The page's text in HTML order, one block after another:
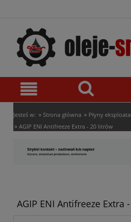
Jesteś w: » Strona główna » Płyny
» AGIP ENI Antifreeze Extra - 20 litrów
AGIP ENI Antifreeze Extra